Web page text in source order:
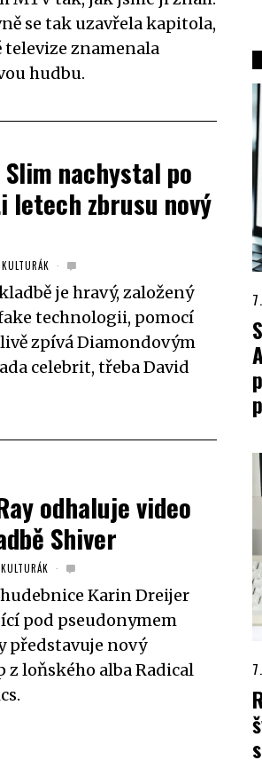
se tak uzavřela kapitola,
televize znamenala
hudbu.
Slim nachystal po
letech zbrusu nový
KULTURÁK
je hravý, založený
technologii, pomocí
zpívá Diamondovým
celebrit, třeba David
odhaluje video
Shiver
KULTURÁK
Karin Dreijer
pod pseudonymem
představuje nový
z loňského alba Radical